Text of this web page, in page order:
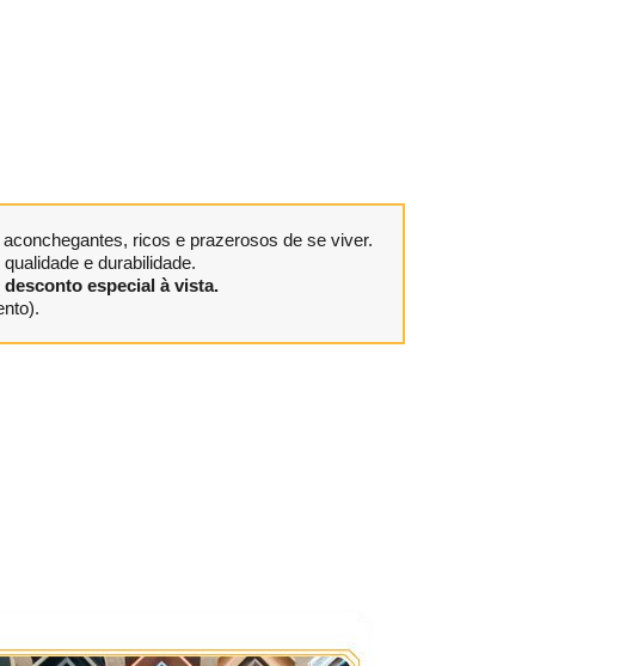
ricos e prazerosos de se viver.
e durabilidade.
desconto especial à vista.